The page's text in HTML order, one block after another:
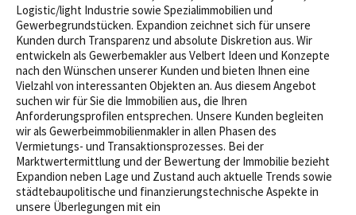
Logistic/light Industrie sowie Spezialimmobilien und
Gewerbegrundstücken. Expandion zeichnet sich für unsere
Kunden durch Transparenz und absolute Diskretion aus. Wir
entwickeln als Gewerbemakler aus Velbert Ideen und Konzepte
nach den Wünschen unserer Kunden und bieten Ihnen eine
Vielzahl von interessanten Objekten an. Aus diesem Angebot
suchen wir für Sie die Immobilien aus, die Ihren
Anforderungsprofilen entsprechen. Unsere Kunden begleiten
wir als Gewerbeimmobilienmakler in allen Phasen des
Vermietungs- und Transaktionsprozesses. Bei der
Marktwertermittlung und der Bewertung der Immobilie bezieht
Expandion neben Lage und Zustand auch aktuelle Trends sowie
städtebaupolitische und finanzierungstechnische Aspekte in
unsere Überlegungen mit ein